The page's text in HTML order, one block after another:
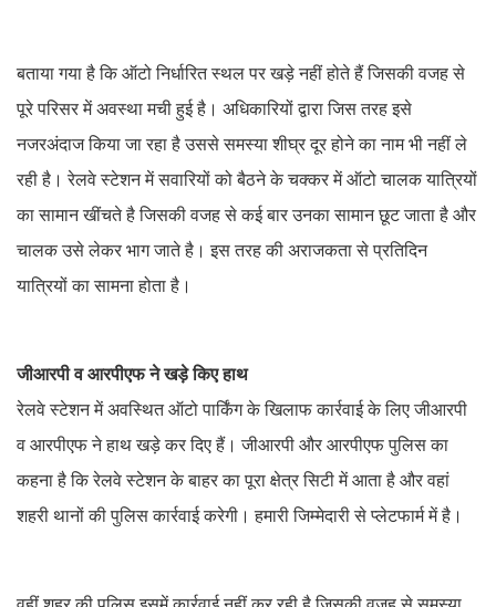
बताया गया है कि ऑटो निर्धारित स्थल पर खड़े नहीं होते हैं जिसकी वजह से
पूरे परिसर में अवस्था मची हुई है। अधिकारियों द्वारा जिस तरह इसे
नजरअंदाज किया जा रहा है उससे समस्या शीघ्र दूर होने का नाम भी नहीं ले
रही है। रेलवे स्टेशन में सवारियों को बैठने के चक्कर में ऑटो चालक यात्रियों
का सामान खींचते है जिसकी वजह से कई बार उनका सामान छूट जाता है और
चालक उसे लेकर भाग जाते है। इस तरह की अराजकता से प्रतिदिन
यात्रियों का सामना होता है।
जीआरपी व आरपीएफ ने खड़े किए हाथ
रेलवे स्टेशन में अवस्थित ऑटो पार्किंग के खिलाफ कार्रवाई के लिए जीआरपी
व आरपीएफ ने हाथ खड़े कर दिए हैं। जीआरपी और आरपीएफ पुलिस का
कहना है कि रेलवे स्टेशन के बाहर का पूरा क्षेत्र सिटी में आता है और वहां
शहरी थानों की पुलिस कार्रवाई करेगी। हमारी जिम्मेदारी से प्लेटफार्म में है।